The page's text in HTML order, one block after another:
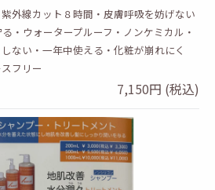
外線カット８時間・皮膚呼吸を妨げない
・ウォータープルーフ・ノンケミカル・
ない・一年中使える・化粧が崩れにく
フリー
7,150円 (税込)